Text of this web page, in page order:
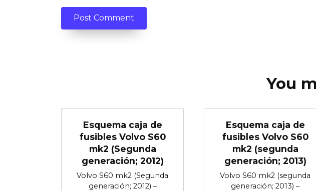
You
Esquema caja de
fusibles Volvo S60
mk2 (Segunda
generación; 2012)
Volvo S60 mk2 (Segunda
generación; 2012) –
Esquema caja de
fusibles Volvo S60
mk2 (segunda
generación; 2013)
Volvo S60 mk2 (segunda
generación; 2013) –